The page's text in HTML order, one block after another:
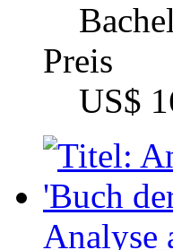
Analyse
der
Autor